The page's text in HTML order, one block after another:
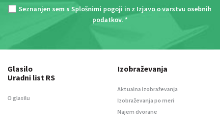
Seznanjen sem s Splošnimi pogoji in z Izjavo o varstvu osebnih
podatkov. *
Glasilo
Uradni list RS
O glasilu
Izobraževanja
Aktualna izobraževanja
Izobraževanja po meri
Najem dvorane